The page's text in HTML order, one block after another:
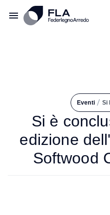
Eventi /
Si è
edizione
Softwood